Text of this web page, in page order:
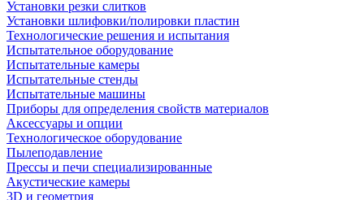
Установки резки слитков
Установки шлифовки/полировки пластин
Технологические решения и испытания
Испытательное оборудование
Испытательные камеры
Испытательные стенды
Испытательные машины
Приборы для определения свойств материалов
Аксессуары и опции
Технологическое оборудование
Пылеподавление
Прессы и печи специализированные
Акустические камеры
3D и геометрия